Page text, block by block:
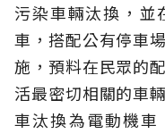
污染車輛汰換，並
車，搭配公有停車
施，預料在民眾的
活最密切相關的車
車汰換為電動機